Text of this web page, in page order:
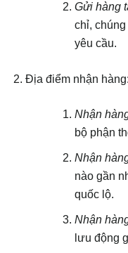
Gửi hàng
chỉ,
yêu cầu.
Địa điểm nhận hàng:
Nhận
bộ phận
Nhận
nào gần
quốc lộ.
Nhận
lưu động